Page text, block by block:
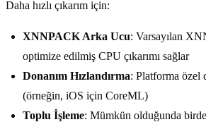
Daha hızlı çıkarım için:
XNNPACK Arka Ucu: Varsayılan
optimize edilmiş CPU çıkarımı sağlar
Donanım Hızlandırma: Platforma özel
(örneğin, iOS için CoreML)
Toplu İşleme: Mümkün olduğunda